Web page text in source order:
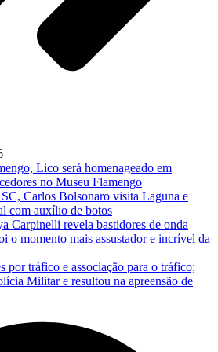
Lico será homenageado em
no Museu Flamengo
Carlos Bolsonaro visita Laguna e
com auxílio de botos
Carpinelli revela bastidores de onda
o momento mais assustador e incrível da
por tráfico e associação para o tráfico;
Militar e resultou na apreensão de